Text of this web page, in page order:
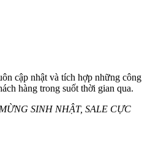
cập nhật và tích hợp những công
hàng trong suốt thời gian qua.
MỪNG SINH NHẬT, SALE CỰC